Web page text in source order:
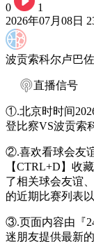
0
1
2026年07月08日
波贡索科尔卢巴
直播信号
①.北京时时间
登比察VS波贡索
②.喜欢看球会友
【CTRL+D】收
了相关球会友谊
的近期比赛列表
③.页面内容由『
迷朋友提供最新